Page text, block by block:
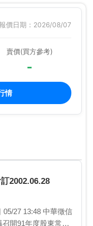
價日期：2026/08/07
賣價(買方參考)
-
情
2002.06.28
中華徵信
開91年度股東常